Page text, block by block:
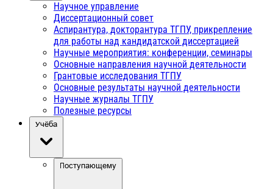
Научное управление
Диссертационный совет
Аспирантура, докторантура ТГПУ, прикрепление
для работы над кандидатской диссертацией
Научные мероприятия: конференции, семинары
Основные направления научной деятельности
Грантовые исследования ТГПУ
Основные результаты научной деятельности
Научные журналы ТГПУ
Полезные ресурсы
Учёба
Поступающему